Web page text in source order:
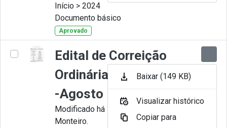
Início > 2024
Documento básico
Aprovado
Edital de Correição
Ordinária nº 008-2024
-Agosto
Modificado há 11 Meses por Juliana
Monteiro.
Baixar (149 KB)
Visualizar histórico
Copiar para